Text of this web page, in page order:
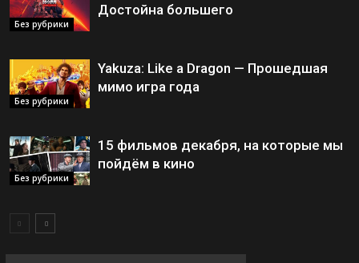
Без рубрики
Достойна большего
Без рубрики
Yakuza: Like a Dragon — Прошедшая
мимо игра года
Без рубрики
15 фильмов декабря, на которые мы
пойдём в кино